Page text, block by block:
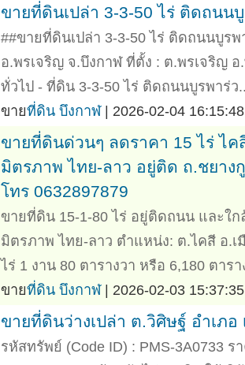
ขายที่ดินเปล่า 3-3-50 ไร่ ติดถนน
##ขายที่ดินเปล่า 3-3-50 ไร่ ติดถนนบูร
อ.พรเจริญ จ.บึงกาฬ ที่ตั้ง : ต.พรเจริญ
ทั่วไป - ที่ดิน 3-3-50 ไร่ ติดถนนบูรพาร่ว
ขายที่ดิน บึงกาฬ| 2026-02-04
ขายที่ดินด่วนๆ ลดราคา 15 ไร่ ไค
มิตรภาพ ไทย-ลาว อยู่ติด ถ.ชยาง
โทร 0632897879
ขายที่ดิน 15-1-80 ไร่ อยู่ติดถนน และใ
มิตรภาพ ไทย-ลาว ตำแหน่ง: ต.ไคสี อ.เ
ไร่ 1 งาน 80 ตารางวา หรือ 6,180 ตาร
ขายที่ดิน บึงกาฬ| 2026-02-03
ขายที่ดินว่างเปล่า ต.วิศิษฐ์ อำเภอ
รหัสทรัพย์ (Code ID) : PMS-3A0733 ร